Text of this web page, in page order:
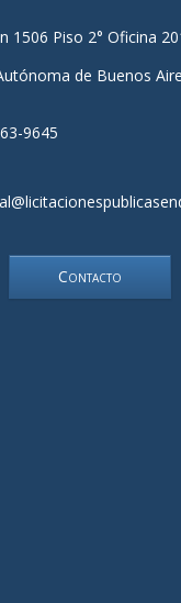
1506 Piso 2° Oficina
de Buenos
9645
Contacto